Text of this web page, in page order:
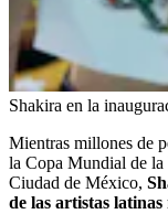
Shakira en la
Mientras millones de
la Copa Mundial de la
Ciudad de México,
de las artistas latinas